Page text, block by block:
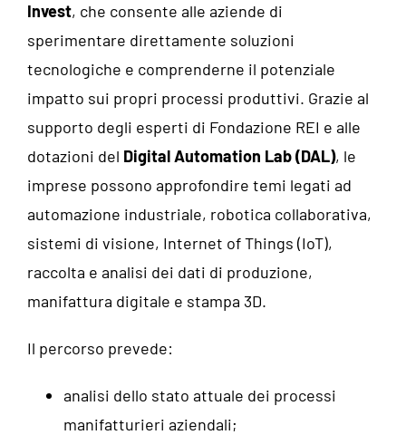
Invest, che consente alle aziende di
sperimentare direttamente soluzioni
tecnologiche e comprenderne il potenziale
impatto sui propri processi produttivi. Grazie al
supporto degli esperti di Fondazione REI e alle
dotazioni del Digital Automation Lab (DAL), le
imprese possono approfondire temi legati ad
automazione industriale, robotica collaborativa,
sistemi di visione, Internet of Things (IoT),
raccolta e analisi dei dati di produzione,
manifattura digitale e stampa 3D.
Il percorso prevede:
analisi dello stato attuale dei processi
manifatturieri aziendali;